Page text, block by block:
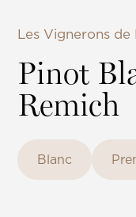
Les Vignerons
Pinot
Remich
Blanc